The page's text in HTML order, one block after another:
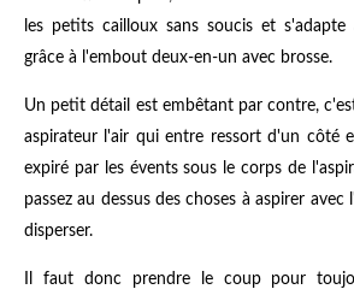
les petits cailloux sans soucis et
grâce à l'embout deux-en-un avec brosse.
Un petit détail est embêtant par contre,
aspirateur l'air qui entre ressort d'un côté
expiré par les évents sous le corps de
passez au dessus des choses à aspirer
disperser.
Il faut donc prendre le coup pour